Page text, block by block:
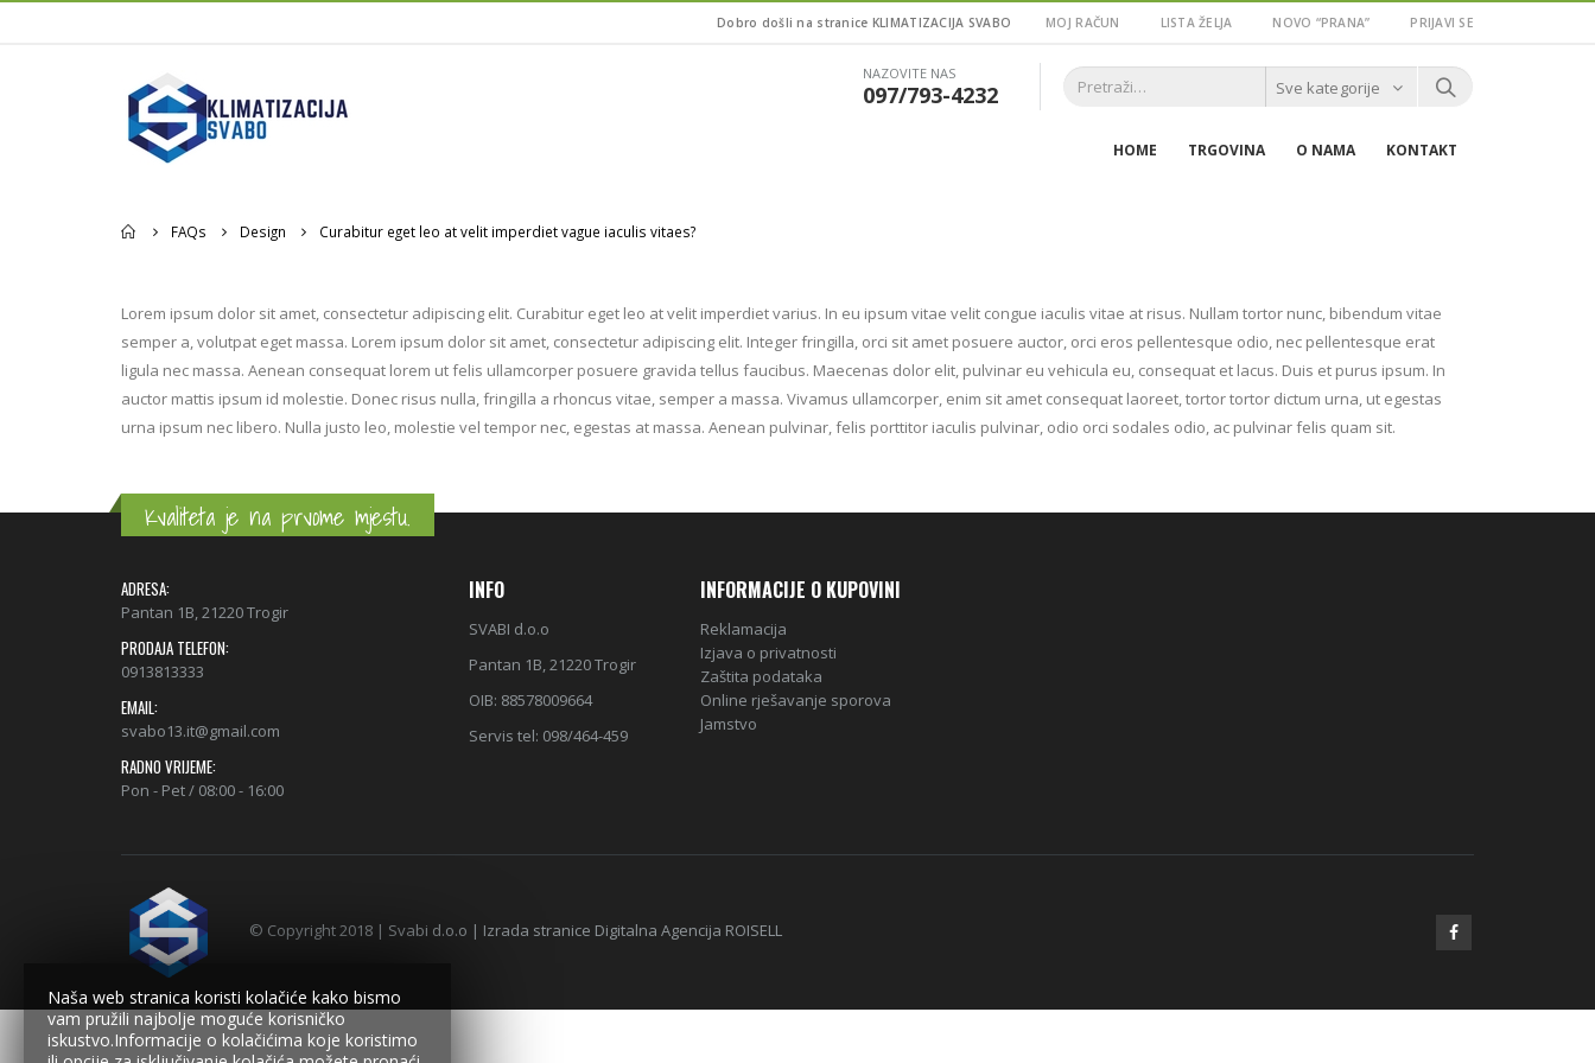
Dobro došli na stranice KLIMATIZACIJA SVABO MOJ RAČUN LISTA ŽELJA NOVO “PRANA” PRIJAVI SE
NAZOVITE NAS
097/793-4232 Sve kategorije
HOME TRGOVINA O NAMA KONTAKT
Home
FAQs Design Curabitur eget leo at velit imperdiet vague iaculis vitaes?
Lorem ipsum dolor sit amet, consectetur adipiscing elit. Curabitur eget leo at velit imperdiet varius. In eu ipsum vitae velit congue iaculis vitae at risus. Nullam tortor nunc, bibendum vitae
semper a, volutpat eget massa. Lorem ipsum dolor sit amet, consectetur adipiscing elit. Integer fringilla, orci sit amet posuere auctor, orci eros pellentesque odio, nec pellentesque erat
ligula nec massa. Aenean consequat lorem ut felis ullamcorper posuere gravida tellus faucibus. Maecenas dolor elit, pulvinar eu vehicula eu, consequat et lacus. Duis et purus ipsum. In
auctor mattis ipsum id molestie. Donec risus nulla, fringilla a rhoncus vitae, semper a massa. Vivamus ullamcorper, enim sit amet consequat laoreet, tortor tortor dictum urna, ut egestas
urna ipsum nec libero. Nulla justo leo, molestie vel tempor nec, egestas at massa. Aenean pulvinar, felis porttitor iaculis pulvinar, odio orci sodales odio, ac pulvinar felis quam sit.
Kvaliteta je na prvome mjestu.
ADRESA:
Pantan 1B, 21220 Trogir
PRODAJA TELEFON:
0913813333
EMAIL:
svabo13.it@gmail.com
RADNO VRIJEME:
Pon - Pet / 08:00 - 16:00
INFO
SVABI d.o.o
Pantan 1B, 21220 Trogir
OIB: 88578009664
Servis tel: 098/464-459
INFORMACIJE O KUPOVINI
Reklamacija
Izjava o privatnosti
Zaštita podataka
Online rješavanje sporova
Jamstvo
© Copyright 2018 | Svabi d.o.o | Izrada stranice Digitalna Agencija ROISELL
Naša web stranica koristi kolačiće kako bismo
vam pružili najbolje moguće korisničko
iskustvo.Informacije o kolačićima koje koristimo